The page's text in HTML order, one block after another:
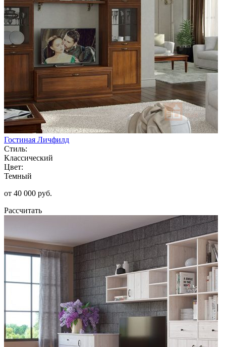
Гостиная Личфилд
Стиль:
Классический
Цвет:
Темный
от 40 000 руб.
Рассчитать